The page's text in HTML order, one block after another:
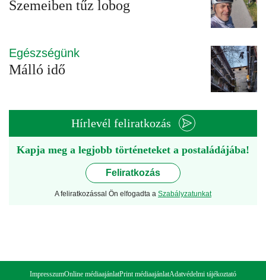
Szemeiben tűz lobog
Egészségünk
Málló idő
Hírlevél feliratkozás
Kapja meg a legjobb történeteket a postaládájába!
Feliratkozás
A feliratkozással Ön elfogadta a Szabályzatunkat
ImpresszumOnline médiaajánlatPrint médiaajánlatAdatvédelmi tájékoztató